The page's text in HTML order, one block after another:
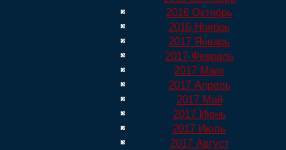
2016 Октябрь
2016 Ноябрь
2017 Январь
2017 Февраль
2017 Март
2017 Апрель
2017 Май
2017 Июнь
2017 Июль
2017 Август